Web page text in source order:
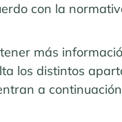
con la
más
los distintos
a